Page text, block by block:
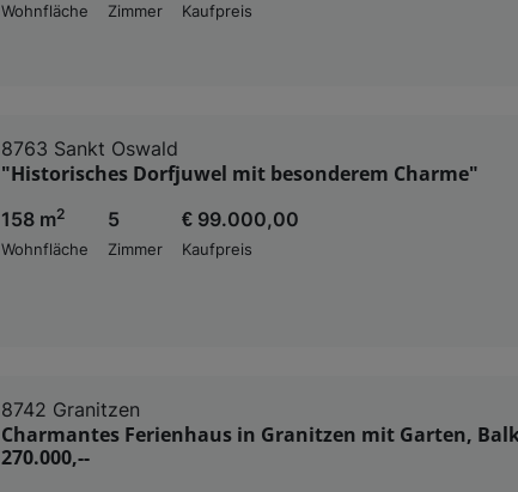
Wohnfläche
Zimmer Kaufpreis
8763 Sankt Oswald
"Historisches Dorfjuwel mit besonderem Charme"
158 m2
Wohnfläche
5
Zimmer
€ 99.000,00
Kaufpreis
8742 Granitzen
Charmantes Ferienhaus in Granitzen mit Garten,
270.000,--